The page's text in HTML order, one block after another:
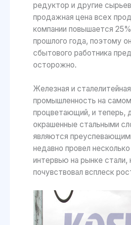
редуктор и другие
продажная цена всех
компании повышается
прошлого года, поэтому
сбытового работника
осторожно.
Железная и сталелитейная
промышленность на
процветающий, и теперь,
окрашенные стальными
являются
недавно провел
интервью на рынке стали,
почувствовал всплеск